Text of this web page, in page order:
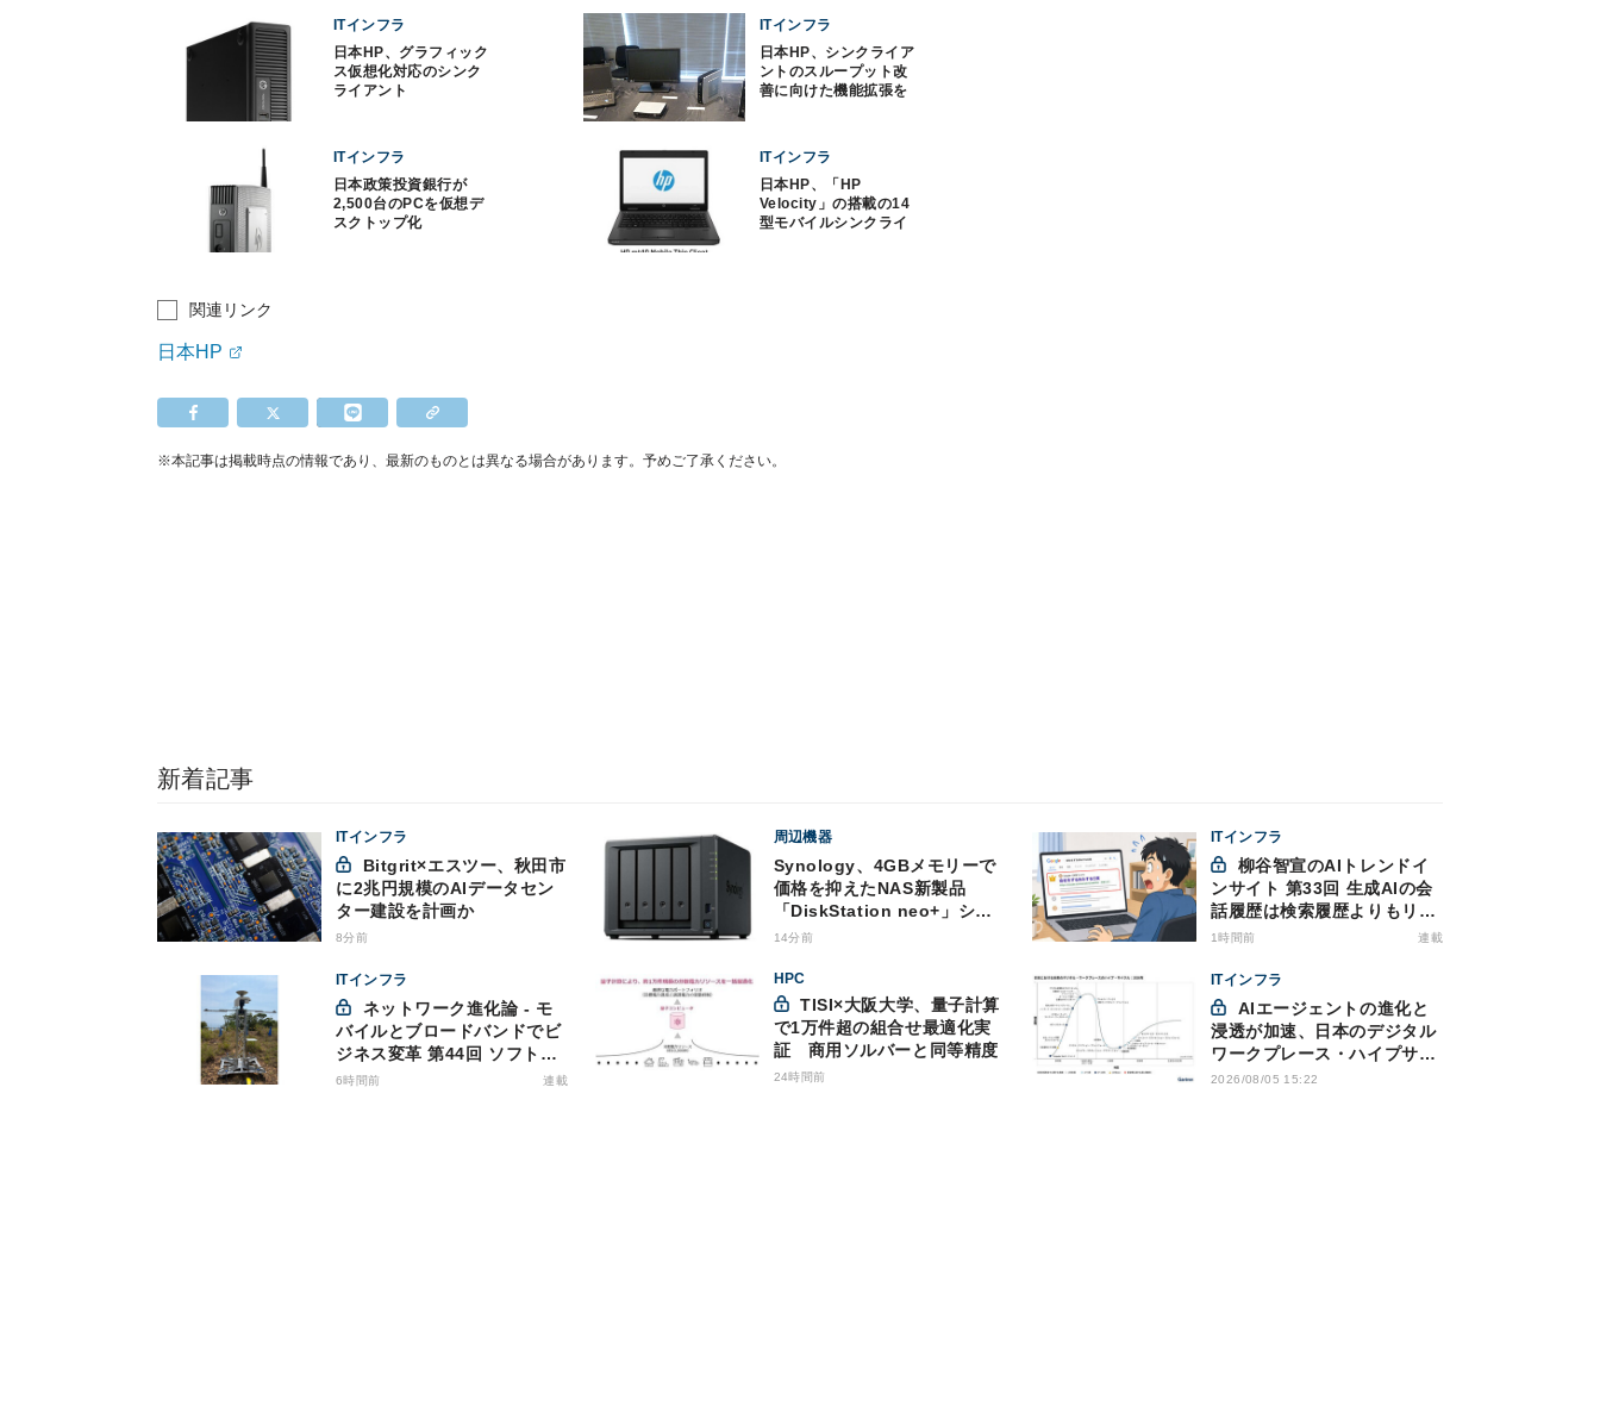
ITインフラ
日本HP、グラフィック
ス仮想化対応のシンク
ライアント
ITインフラ
日本HP、シンクライア
ントのスループット改
善に向けた機能拡張を
ITインフラ
日本政策投資銀行が
2,500台のPCを仮想デ
スクトップ化
ITインフラ
日本HP、「HP
Velocity」の搭載の14
型モバイルシンクライ
関連リンク
日本HP
※本記事は掲載時点の情報であり、最新のものとは異なる場合があります。予めご了承ください。
新着記事
ITインフラ
に2兆円規模のAIデータセン
ター建設を計画か
8分前
周辺機器
Synology、4GBメモリーで
価格を抑えたNAS新製品
「DiskStation neo+」シリ
ーズ
14分前
ITインフラ
ンサイト 第33回 生成AIの会
話履歴は検索履歴よりもリス
キー？今のうちに情報漏洩対
1時間前 連載
ITインフラ
バイルとブロードバンドでビ
ジネス変革 第44回 ソフトバ
ンクが「HAPS」のプレ商用
6時間前 連載
HPC
TISI×大阪大学、量子計算
で1万件超の組合せ最適化実
証 商用ソルバーと同等精度
24時間前
ITインフラ
浸透が加速、日本のデジタル
ワークプレース・ハイプサイ
クルをガートナーが発表
2026/08/05 15:22